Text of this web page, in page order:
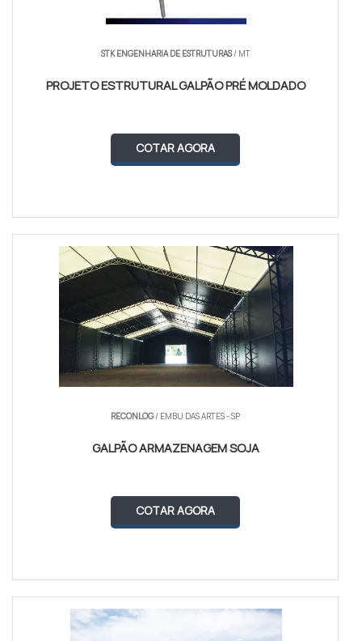
STK ENGENHARIA DE ESTRUTURAS/ MT
PROJETO ESTRUTURAL GALPÃO PRÉ MOLDADO
COTAR AGORA
RECONLOG/ EMBU DAS ARTES - SP
GALPÃO ARMAZENAGEM SOJA
COTAR AGORA